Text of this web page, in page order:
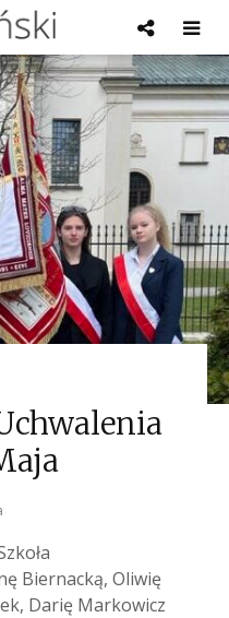
Biernacką, Oliwię
Darię Markowicz